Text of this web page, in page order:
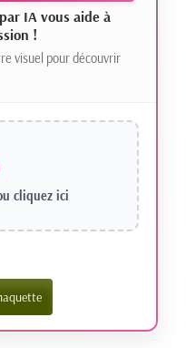
par IA vous aide à
!
visuel pour découvrir
cliquez ici